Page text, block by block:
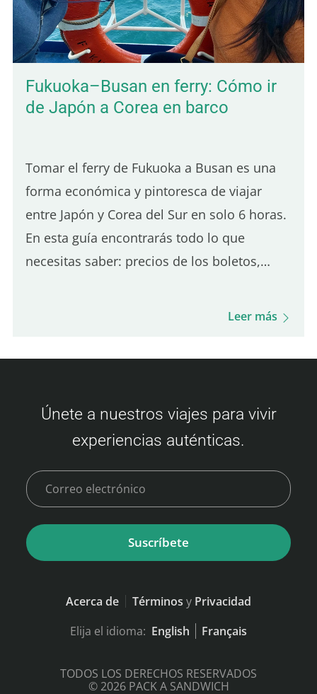
presente y el paisaje es verde y frondoso.
También encontrarás bungalows
económicos rodeados de…
Fukuoka–Busan en ferry: Cómo ir
de Japón a Corea en barco
Tomar el ferry de Fukuoka a Busan es una
forma económica y pintoresca de viajar
entre Japón y Corea del Sur en solo 6 horas.
En esta guía encontrarás todo lo que
necesitas saber: precios de los boletos,
experiencia a bordo, opciones de comida y
Busan) Los precios de los boletos varían
según la disponibilidad y la clase. Aquí
tienes un resumen de las tarifas: Clase
Económica Adulto: 3,500 – 9,000 JPY Niño
(6–11 años): 6,000…
Leer más
Únete a nuestros viajes para vivir
experiencias auténticas.
Suscríbete
Acerca de Términos y Privacidad
Elija el idioma: English Français
TODOS LOS DERECHOS RESERVADOS
© 2026 PACK A SANDWICH